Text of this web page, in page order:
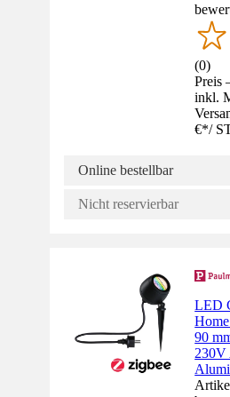
(0)
Preis
inkl.
€*/
Online bestellbar
Nicht reservierbar
LED
90
230V